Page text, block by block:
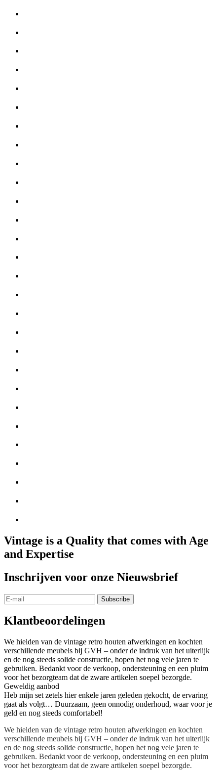
Vintage is a Quality that comes with Age
and Expertise
Inschrijven voor onze Nieuwsbrief
Klantbeoordelingen
We hielden van de vintage retro houten afwerkingen en kochten
verschillende meubels bij GVH – onder de indruk van het uiterlijk
en de nog steeds solide constructie, hopen het nog vele jaren te
gebruiken. Bedankt voor de verkoop, ondersteuning en een pluim
voor het bezorgteam dat de zware artikelen soepel bezorgde.
Geweldig aanbod
Heb mijn set zetels hier enkele jaren geleden gekocht, de ervaring
gaat als volgt… Duurzaam, geen onnodig onderhoud, waar voor je
geld en nog steeds comfortabel!
We hielden van de vintage retro houten afwerkingen en kochten
verschillende meubels bij GVH – onder de indruk van het uiterlijk
en de nog steeds solide constructie, hopen het nog vele jaren te
gebruiken. Bedankt voor de verkoop, ondersteuning en een pluim
voor het bezorgteam dat de zware artikelen soepel bezorgde.